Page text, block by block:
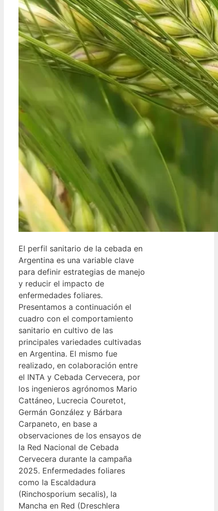
El perfil sanitario de la cebada en
Argentina es una variable clave
para definir estrategias de manejo
y reducir el impacto de
enfermedades foliares.
Presentamos a continuación el
cuadro con el comportamiento
sanitario en cultivo de las
principales variedades cultivadas
en Argentina. El mismo fue
realizado, en colaboración entre
el INTA y Cebada Cervecera, por
los ingenieros agrónomos Mario
Cattáneo, Lucrecia Couretot,
Germán González y Bárbara
Carpaneto, en base a
observaciones de los ensayos de
la Red Nacional de Cebada
Cervecera durante la campaña
2025. Enfermedades foliares
como la Escaldadura
(Rinchosporium secalis), la
Mancha en Red (Dreschlera